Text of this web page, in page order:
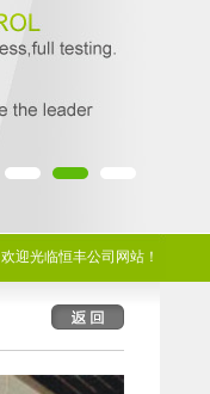
欢迎光临恒丰公司网站！